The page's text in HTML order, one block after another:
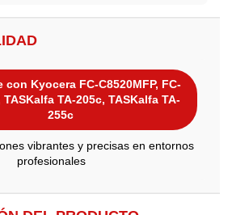
con Kyocera FC-C8520MFP, FC-
TASKalfa TA-205c, TASKalfa TA-
255c
vibrantes y precisas en entornos
profesionales